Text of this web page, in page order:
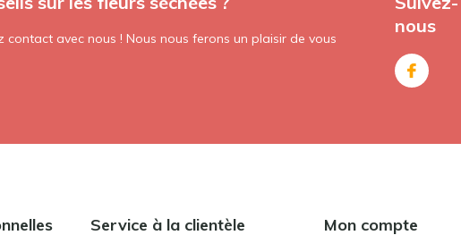
contact avec nous ! Nous nous ferons un plaisir de vous
nous
Service à la clientèle Mon compte